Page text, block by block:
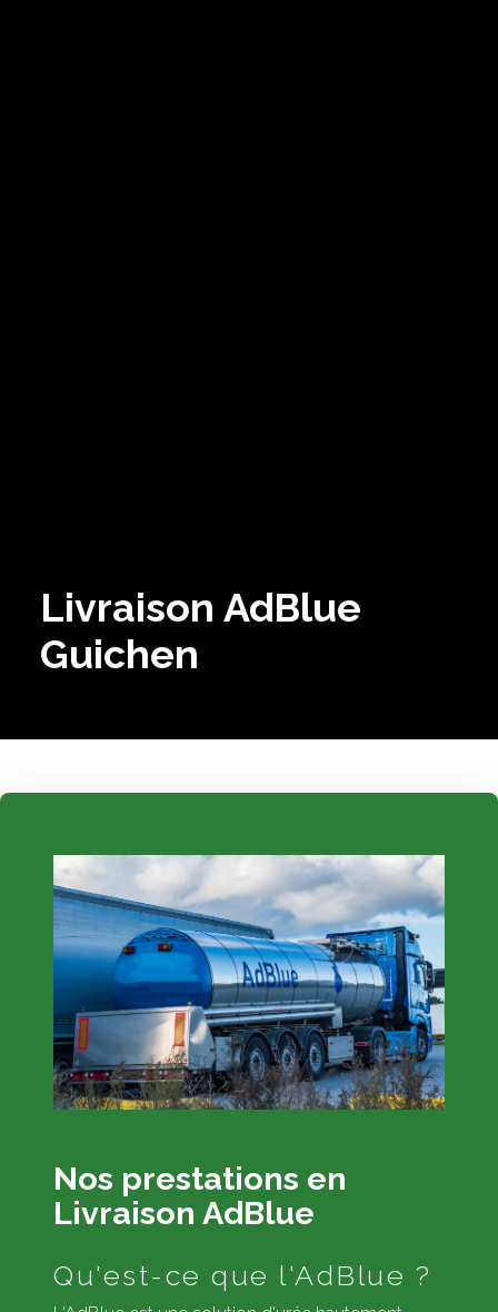
Livraison AdBlue
Guichen
Nos prestations en
Livraison AdBlue
Qu'est-ce que l'AdBlue ?